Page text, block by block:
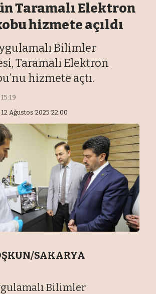
Taramalı Elektron
hizmete açıldı
Bilimler
Taramalı Elektron
hizmete açtı.
Ağustos 2025 22:00
SAKARYA
Bilimler